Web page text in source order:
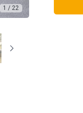
1 / 22